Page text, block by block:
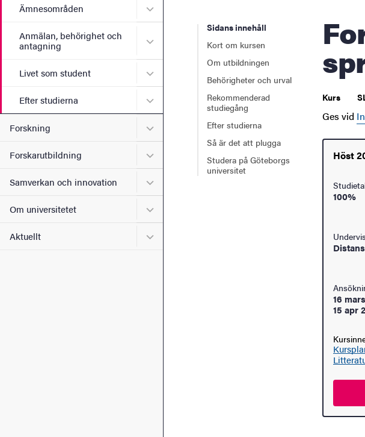
Ämnesområden Undermeny för Ämnesområden
Anmälan, behörighet och
antagning
Undermeny för Anmälan, behörighet och
Livet som student Undermeny för Livet som student
Efter studierna Undermeny för Efter studierna
Forskning Undermeny för Forskning
Forskarutbildning Undermeny för Forskarutbildning
Samverkan och innovation Undermeny för Samverkan och innovation
Om universitetet Undermeny för Om universitetet
Aktuellt Undermeny för Aktuellt
Sidans innehåll
Kort om kursen
Om utbildningen
Behörigheter och urval
Rekommenderad
studiegång
Efter studierna
Så är det att plugga
Studera på Göteborgs
universitet
Fornkyrkoslaviska och slavisk
Kurs
Ges vid
Höst
100%
Distans
16
15 apr